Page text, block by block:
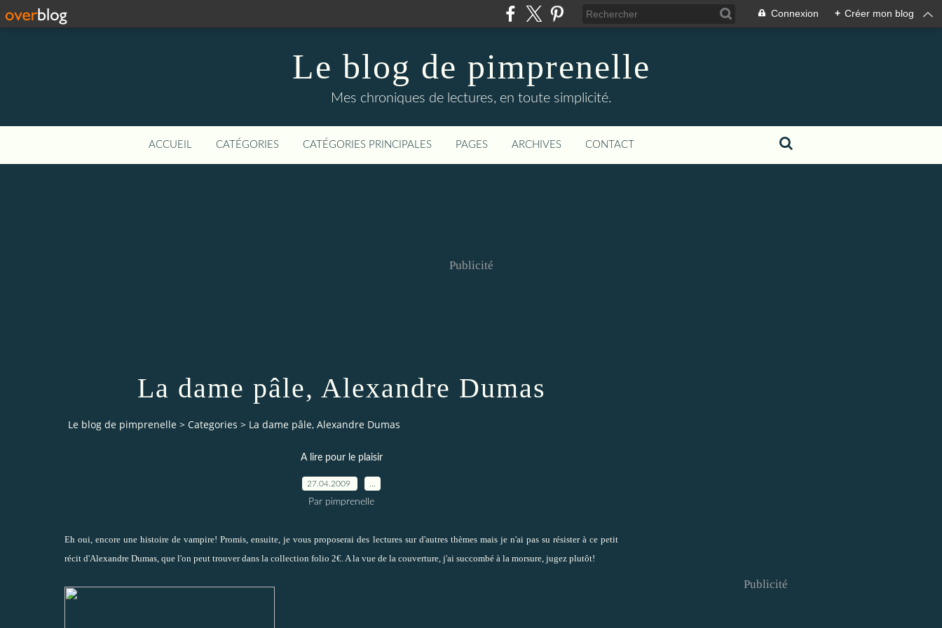
Connexion + Créer mon blog
Le blog de pimprenelle
Mes chroniques de lectures, en toute simplicité.
ACCUEIL CATÉGORIES CATÉGORIES PRINCIPALES PAGES ARCHIVES CONTACT
Publicité
La dame pâle, Alexandre Dumas
Le blog de pimprenelle > Categories > La dame pâle, Alexandre Dumas
A lire pour le plaisir
27.04.2009
Par pimprenelle
Eh oui, encore une histoire de vampire! Promis, ensuite, je vous proposerai des lectures sur d'autres thèmes mais je n'ai pas su résister à ce petit
récit d'Alexandre Dumas, que l'on peut trouver dans la collection folio 2€. A la vue de la couverture, j'ai succombé à la morsure, jugez plutôt!
Publicité